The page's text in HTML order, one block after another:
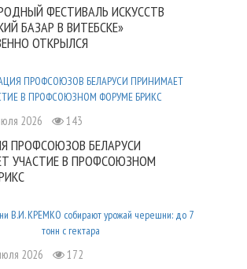
ФЕСТИВАЛЬ ИСКУССТВ
БАЗАР В ВИТЕБСКЕ»
ОТКРЫЛСЯ
2026 143
ПРОФСОЮЗОВ БЕЛАРУСИ
УЧАСТИЕ В ПРОФСОЮЗНОМ
2026 172